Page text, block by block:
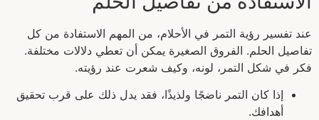
عند تفسير رؤية التمر في الأحلام، من المهم الاستفادة من كل
تفاصيل الحلم. الفروق الصغيرة يمكن أن تعطي دلالات مختلفة.
فكر في شكل التمر، لونه، وكيف شعرت عند رؤيته.
إذا كان التمر ناضجًا ولذيذًا، فقد يدل ذلك على قرب تحقيق
أهدافك.